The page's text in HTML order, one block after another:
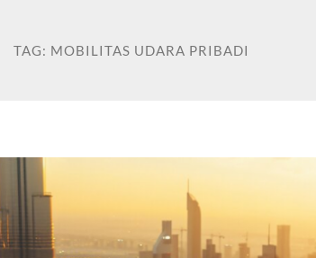
TAG: MOBILITAS UDARA PRIBADI